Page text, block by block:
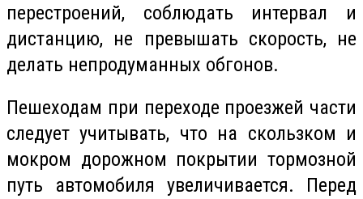
перестроений, соблюдать интервал и
дистанцию, не превышать скорость, не
делать непродуманных обгонов.
Пешеходам при переходе проезжей части
следует учитывать, что на скользком и
мокром дорожном покрытии тормозной
путь автомобиля увеличивается. Перед